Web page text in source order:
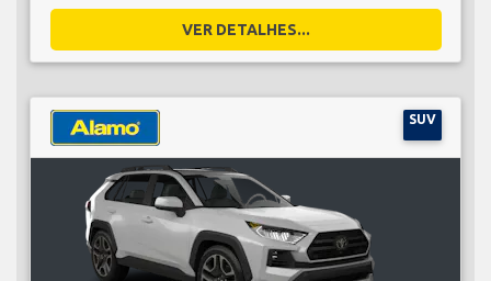
VER DETALHES...
SUV